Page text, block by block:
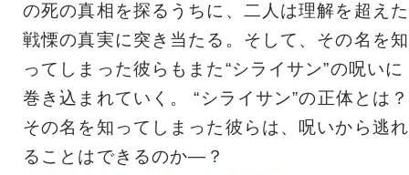
の死の真相を探るうちに、二人は理解を超えた
戦慄の真実に突き当たる。そして、その名を知
ってしまった彼らもまた“シライサン”の呪いに
巻き込まれていく。 “シライサン”の正体とは？
その名を知ってしまった彼らは、呪いから逃れ
ることはできるのか―？